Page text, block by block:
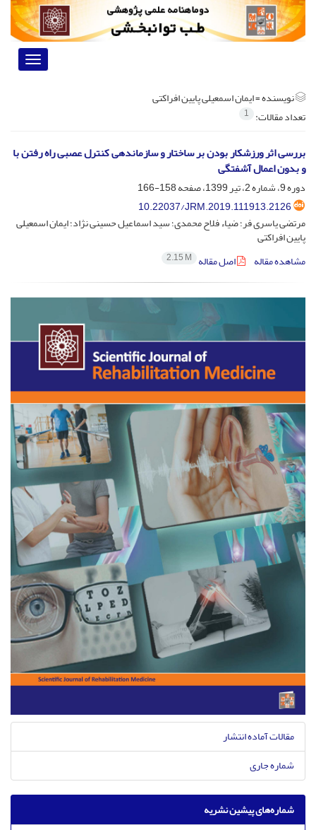
Toggle
نویسنده =ایمان اسمعیلی پایین افراکتی
تعداد مقالات: 1
بررسی اثر ورزشکار بودن بر ساختار و سازماندهی کنترل عصبی راه رفتن با
و بدون اعمال آشفتگی
دوره 9، شماره 2، تیر 1399، صفحه
158-166
10.22037/JRM.2019.111913.2126
مرتضی یاسری فر؛ ضیاء فلاح محمدی؛ سید اسماعیل حسینی نژاد؛ ایمان اسمعیلی
پایین افراکتی
مشاهده مقاله
اصل مقاله 2.15 M
مقالات آماده انتشار
شماره جاری
شماره‌های پیشین نشریه